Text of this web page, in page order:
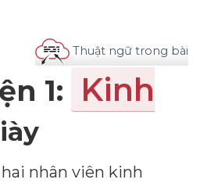
Thuật ngữ trong bài
1:
Kinh
nhân viên kinh